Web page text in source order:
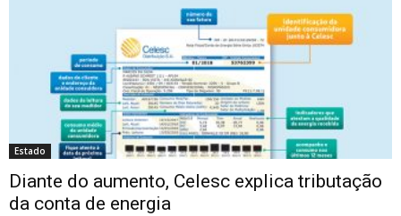
Estado
Diante do aumento, Celesc explica tributação
da conta de energia